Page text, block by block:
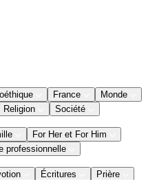
France
Monde
Religion Société
For Her et For Him
professionnelle
Écritures
Prière